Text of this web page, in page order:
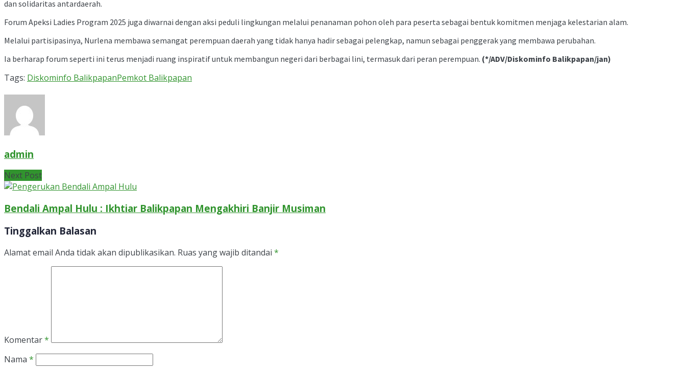
dan solidaritas antardaerah.
Forum Apeksi Ladies Program 2025 juga diwarnai dengan aksi peduli lingkungan melalui penanaman pohon oleh para peserta sebagai bentuk komitmen menjaga kelestarian alam.
Melalui partisipasinya, Nurlena membawa semangat perempuan daerah yang tidak hanya hadir sebagai pelengkap, namun sebagai penggerak yang membawa perubahan.
Ia berharap forum seperti ini terus menjadi ruang inspiratif untuk membangun negeri dari berbagai lini, termasuk dari peran perempuan. (*/ADV/Diskominfo Balikpapan/jan)
Tags: Diskominfo BalikpapanPemkot Balikpapan
admin
Next Post
Bendali Ampal Hulu : Ikhtiar Balikpapan Mengakhiri Banjir Musiman
Tinggalkan Balasan
Alamat email Anda tidak akan dipublikasikan. Ruas yang wajib ditandai *
Komentar*
Nama *